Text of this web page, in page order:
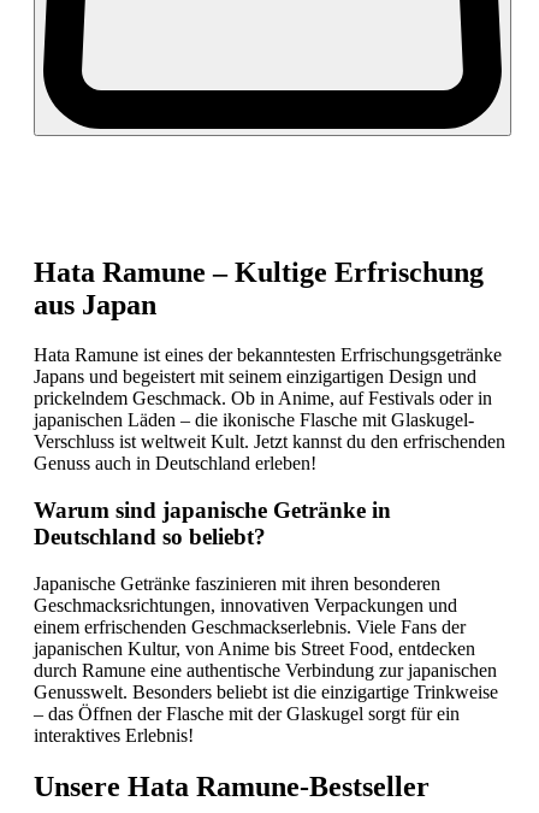
Hata Ramune – Kultige Erfrischung
aus Japan
Hata Ramune ist eines der bekanntesten Erfrischungsgetränke
Japans und begeistert mit seinem einzigartigen Design und
prickelndem Geschmack. Ob in Anime, auf Festivals oder in
japanischen Läden – die ikonische Flasche mit Glaskugel-
Verschluss ist weltweit Kult. Jetzt kannst du den erfrischenden
Genuss auch in Deutschland erleben!
Warum sind japanische Getränke in
Deutschland so beliebt?
Japanische Getränke faszinieren mit ihren besonderen
Geschmacksrichtungen, innovativen Verpackungen und
einem erfrischenden Geschmackserlebnis. Viele Fans der
japanischen Kultur, von Anime bis Street Food, entdecken
durch Ramune eine authentische Verbindung zur japanischen
Genusswelt. Besonders beliebt ist die einzigartige Trinkweise
– das Öffnen der Flasche mit der Glaskugel sorgt für ein
interaktives Erlebnis!
Unsere Hata Ramune-Bestseller